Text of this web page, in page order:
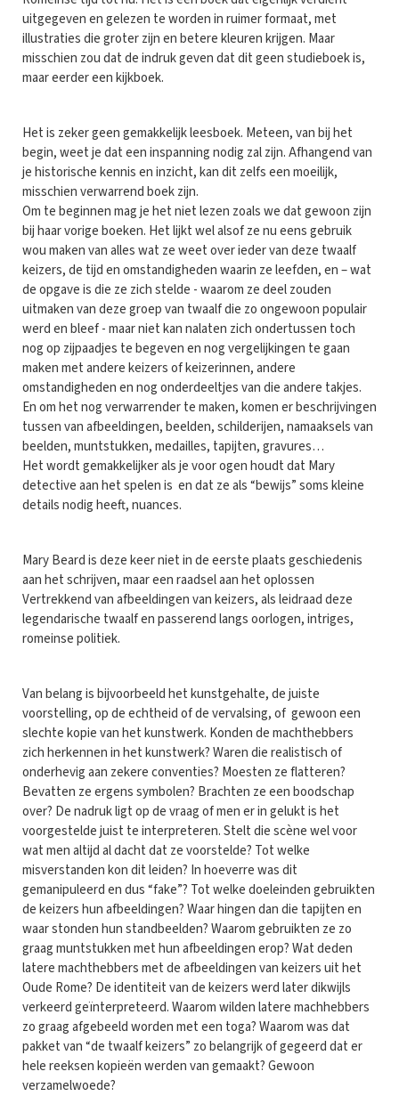
uitgegeven en gelezen te worden in ruimer formaat, met
illustraties die groter zijn en betere kleuren krijgen. Maar
misschien zou dat de indruk geven dat dit geen studieboek is,
maar eerder een kijkboek.
Het is zeker geen gemakkelijk leesboek. Meteen, van bij het
begin, weet je dat een inspanning nodig zal zijn. Afhangend van
je historische kennis en inzicht, kan dit zelfs een moeilijk,
misschien verwarrend boek zijn.
Om te beginnen mag je het niet lezen zoals we dat gewoon zijn
bij haar vorige boeken. Het lijkt wel alsof ze nu eens gebruik
wou maken van alles wat ze weet over ieder van deze twaalf
keizers, de tijd en omstandigheden waarin ze leefden, en – wat
de opgave is die ze zich stelde - waarom ze deel zouden
uitmaken van deze groep van twaalf die zo ongewoon populair
werd en bleef - maar niet kan nalaten zich ondertussen toch
nog op zijpaadjes te begeven en nog vergelijkingen te gaan
maken met andere keizers of keizerinnen, andere
omstandigheden en nog onderdeeltjes van die andere takjes.
En om het nog verwarrender te maken, komen er beschrijvingen
tussen van afbeeldingen, beelden, schilderijen, namaaksels van
beelden, muntstukken, medailles, tapijten, gravures…
Het wordt gemakkelijker als je voor ogen houdt dat Mary
detective aan het spelen is en dat ze als “bewijs” soms kleine
details nodig heeft, nuances.
Mary Beard is deze keer niet in de eerste plaats geschiedenis
aan het schrijven, maar een raadsel aan het oplossen
Vertrekkend van afbeeldingen van keizers, als leidraad deze
legendarische twaalf en passerend langs oorlogen, intriges,
romeinse politiek.
Van belang is bijvoorbeeld het kunstgehalte, de juiste
voorstelling, op de echtheid of de vervalsing, of gewoon een
slechte kopie van het kunstwerk. Konden de machthebbers
zich herkennen in het kunstwerk? Waren die realistisch of
onderhevig aan zekere conventies? Moesten ze flatteren?
Bevatten ze ergens symbolen? Brachten ze een boodschap
over? De nadruk ligt op de vraag of men er in gelukt is het
voorgestelde juist te interpreteren. Stelt die scène wel voor
wat men altijd al dacht dat ze voorstelde? Tot welke
misverstanden kon dit leiden? In hoeverre was dit
gemanipuleerd en dus “fake”? Tot welke doeleinden gebruikten
de keizers hun afbeeldingen? Waar hingen dan die tapijten en
waar stonden hun standbeelden? Waarom gebruikten ze zo
graag muntstukken met hun afbeeldingen erop? Wat deden
latere machthebbers met de afbeeldingen van keizers uit het
Oude Rome? De identiteit van de keizers werd later dikwijls
verkeerd geïnterpreteerd. Waarom wilden latere machhebbers
zo graag afgebeeld worden met een toga? Waarom was dat
pakket van “de twaalf keizers” zo belangrijk of gegeerd dat er
hele reeksen kopieën werden van gemaakt? Gewoon
verzamelwoede?